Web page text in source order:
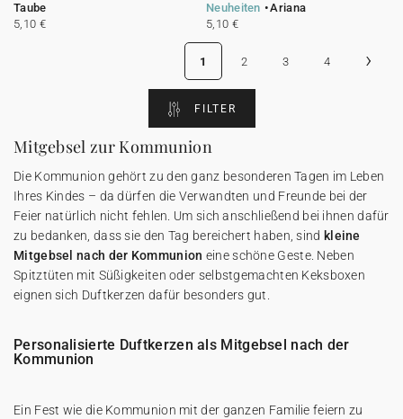
Taube
5,10 €
Neuheiten
Ariana
5,10 €
1 2 3 4 ›
FILTER
Mitgebsel zur Kommunion
Die Kommunion gehört zu den ganz besonderen Tagen im Leben
Ihres Kindes – da dürfen die Verwandten und Freunde bei der
Feier natürlich nicht fehlen. Um sich anschließend bei ihnen dafür
zu bedanken, dass sie den Tag bereichert haben, sind kleine
Mitgebsel nach der Kommunion eine schöne Geste. Neben
Spitztüten mit Süßigkeiten oder selbstgemachten Keksboxen
eignen sich Duftkerzen dafür besonders gut.
Personalisierte Duftkerzen als Mitgebsel nach der
Kommunion
Ein Fest wie die Kommunion mit der ganzen Familie feiern zu